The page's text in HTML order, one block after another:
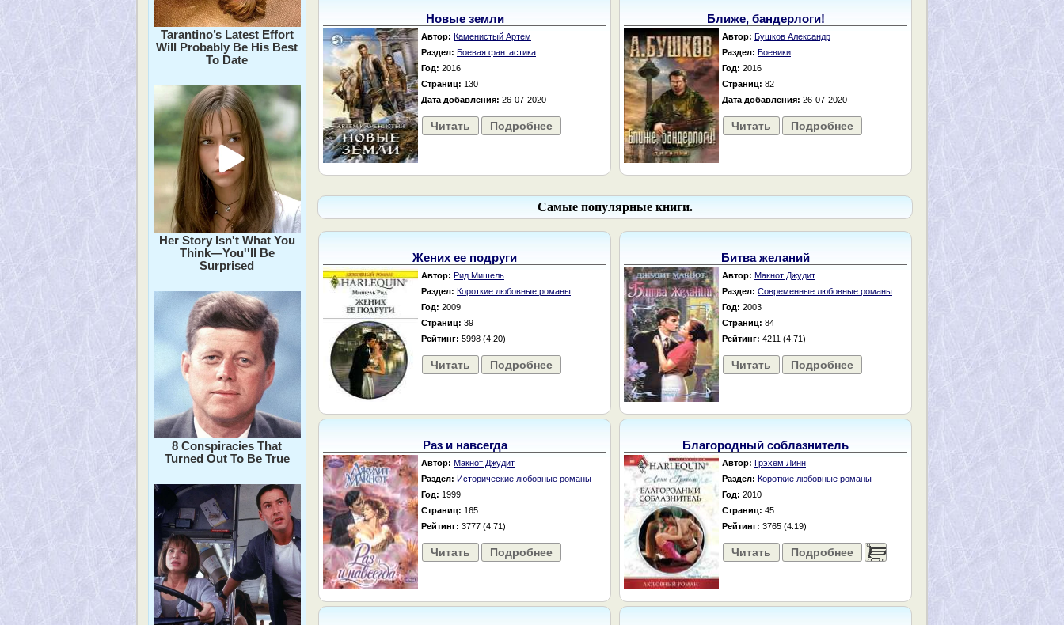
Tarantino’s Latest Effort
Will Probably Be His Best
To Date
Her Story Isn't What You
Think—You''ll Be
Surprised
8 Conspiracies That
Turned Out To Be True
Новые земли
Автор: Каменистый Артем
Раздел: Боевая фантастика
Год: 2016
Страниц: 130
Дата добавления: 26-07-2020
Читать Подробнее
Ближе, бандерлоги!
Автор: Бушков Александр
Раздел: Боевики
Год: 2016
Страниц: 82
Дата добавления: 26-07-2020
Читать Подробнее
Самые популярные книги.
Жених ее подруги
Автор: Рид Мишель
Раздел: Короткие любовные романы
Год: 2009
Страниц: 39
Рейтинг: 5998 (4.20)
Читать Подробнее
Битва желаний
Автор: Макнот Джудит
Раздел: Современные любовные романы
Год: 2003
Страниц: 84
Рейтинг: 4211 (4.71)
Читать Подробнее
Раз и навсегда
Автор: Макнот Джудит
Раздел: Исторические любовные романы
Год: 1999
Страниц: 165
Рейтинг: 3777 (4.71)
Читать Подробнее
Благородный соблазнитель
Автор: Грэхем Линн
Раздел: Короткие любовные романы
Год: 2010
Страниц: 45
Рейтинг: 3765 (4.19)
Читать Подробнее ......